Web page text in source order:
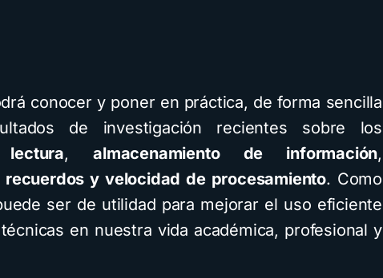
conocer y poner en práctica, de forma sencilla
de investigación recientes sobre los
,almacenamiento de información,
y velocidad de procesamiento. Como
ser de utilidad para mejorar el uso eficiente
en nuestra vida académica, profesional y